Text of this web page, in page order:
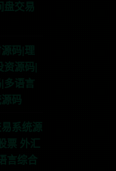
盘交易
码|理
资源码|
多语言
码
系统源
票 外汇
言综合